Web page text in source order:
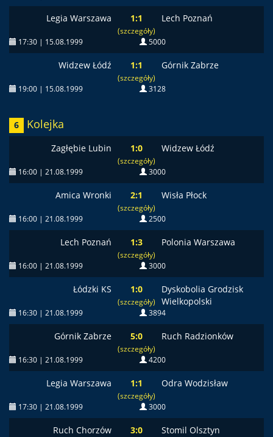
Legia Warszawa 1:1
(szczegóły)
Lech Poznań
17:30 | 15.08.1999 5000
Widzew Łódź 1:1
(szczegóły)
Górnik Zabrze
19:00 | 15.08.1999 3128
6 Kolejka
Zagłębie Lubin 1:0
(szczegóły)
Widzew Łódź
16:00 | 21.08.1999 3000
Amica Wronki 2:1
(szczegóły)
Wisła Płock
16:00 | 21.08.1999 2500
Lech Poznań 1:3
(szczegóły)
Polonia Warszawa
16:00 | 21.08.1999 3000
Łódzki KS 1:0
(szczegóły)
Dyskobolia Grodzisk
Wielkopolski
16:30 | 21.08.1999 3894
Górnik Zabrze 5:0
(szczegóły)
Ruch Radzionków
16:30 | 21.08.1999 4200
Legia Warszawa 1:1
(szczegóły)
Odra Wodzisław
17:30 | 21.08.1999 3000
Ruch Chorzów 3:0 Stomil Olsztyn